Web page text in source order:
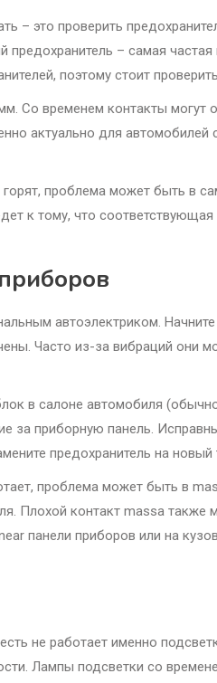
– это проверить
– самая частая
поэтому стоит
Со временем контакты могут
актуально для
проблема может быть в
к тому, что соответствующая
автоэлектриком.
Часто из-за вибраций они
в салоне автомобиля
за приборную панель.
предохранитель на
проблема может быть в
Плохой контакт massа также
панели приборов или на
не работает именно
Лампы подсветки со